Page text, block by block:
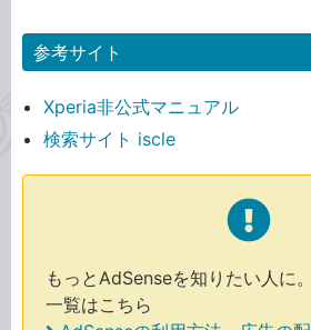
参考サイト
Xperia非公式マニュアル
検索サイト iscle
もっとAdSenseを知りたい人に
一覧はこちら